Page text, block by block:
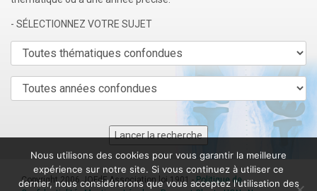
- SÉLECTIONNEZ VOTRE SUJET
Nous utilisons des cookies pour vous garantir la meilleure
expérience sur notre site. Si vous continuez à utiliser ce
dernier, nous considérerons que vous acceptez l'utilisation des
Copyright 2006 JOFdF Association loi 1901 -Politique de